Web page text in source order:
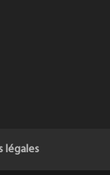
légales